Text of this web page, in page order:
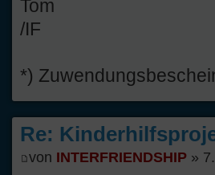
Tom
/IF
*)
Re:
von INTERFRIENDSHIP »